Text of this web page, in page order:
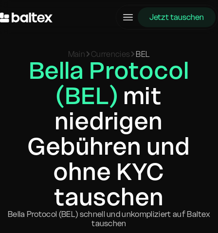
Jetzt tauschen
Main Currencies BEL
Bella Protocol
(BEL) mit
niedrigen
Gebühren und
ohne KYC
tauschen
Bella Protocol (BEL) schnell und unkompliziert auf Baltex
tauschen